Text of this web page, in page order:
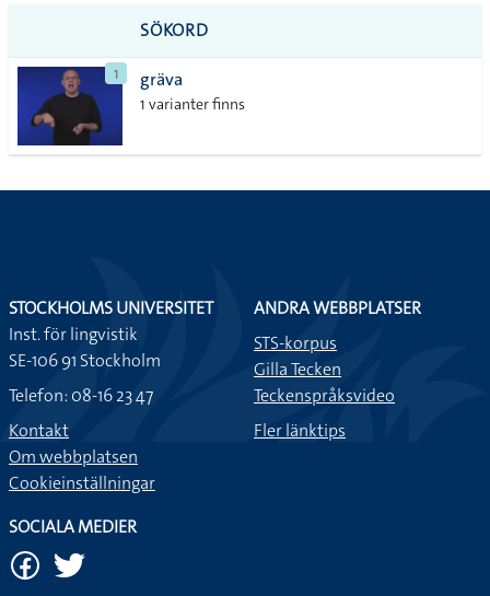
till
alla i
lista
SÖKORD
1 gräva
1 varianter finns
STOCKHOLMS UNIVERSITET
Inst. för lingvistik
SE-106 91 Stockholm
Telefon: 08-16 23 47
Kontakt
Om webbplatsen
Cookieinställningar
ANDRA WEBBPLATSER
STS-korpus
Gilla Tecken
Teckenspråksvideo
Fler länktips
SOCIALA MEDIER